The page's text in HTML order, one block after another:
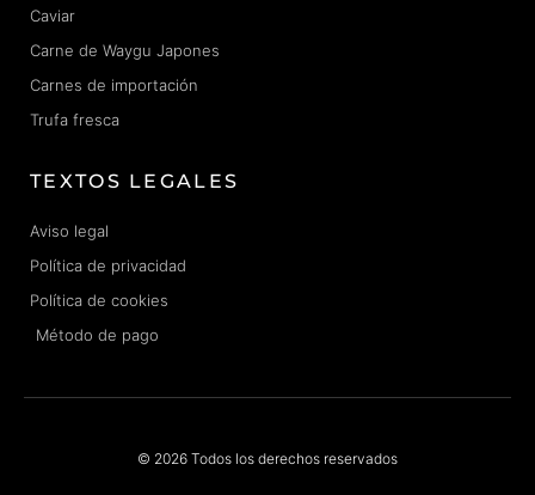
Caviar
Carne de Waygu Japones
Carnes de importación
Trufa fresca
TEXTOS LEGALES
Aviso legal
Política de privacidad
Política de cookies
Método de pago
© 2026 Todos los derechos reservados